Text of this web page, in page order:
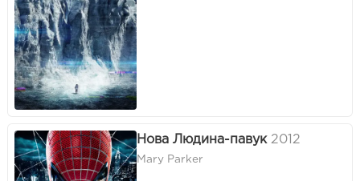
Нова Людина-павук 2012
Mary Parker